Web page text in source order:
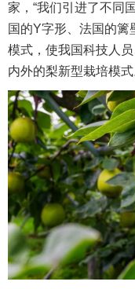
家，“我们引进了不同
国的Y字形、法国的篱
模式，使我国科技人
内外的梨新型栽培模式